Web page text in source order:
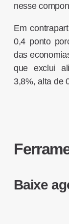
nesse
Em
0,4 ponto
das
que exclui
3,8%, alta de
Baixe